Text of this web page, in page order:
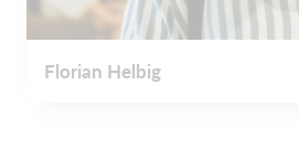
Florian Helbig